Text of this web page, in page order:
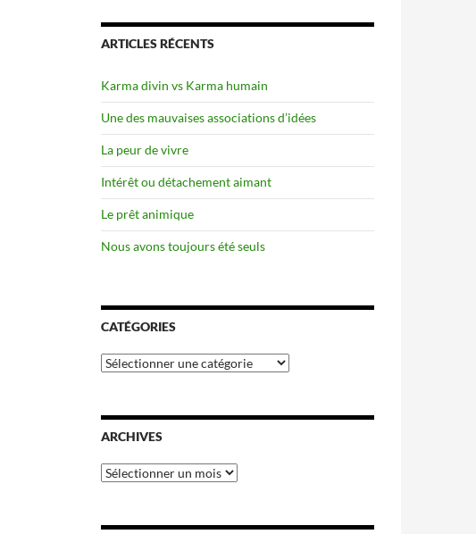
ARTICLES RÉCENTS
Karma divin vs Karma humain
Une des mauvaises associations d’idées
La peur de vivre
Intérêt ou détachement aimant
Le prêt animique
Nous avons toujours été seuls
CATÉGORIES
Catégories
ARCHIVES
Archives